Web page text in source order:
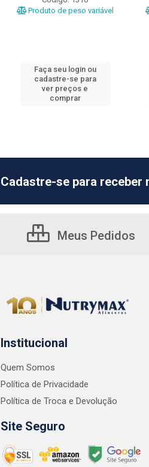
Produto de peso variável
Faça seu login ou
cadastre-se para
ver preços e
comprar
Cadastre-se para receber
Meus Pedidos
Institucional
Quem Somos
Política de Privacidade
Política de Troca e Devolução
Site Seguro